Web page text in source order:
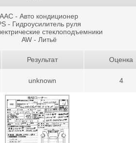
AAC - Авто кондиционер
- Гидроусилитель руля
стеклоподъемники
AW - Литьё
Результат
unknown
Оценка
4